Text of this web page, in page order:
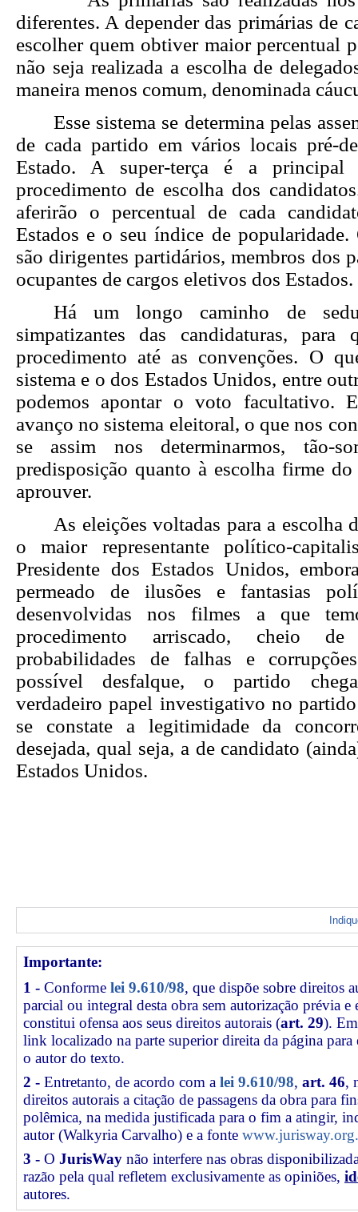
diferentes. A depender das primárias de
escolher quem obtiver maior percentual
não seja realizada a escolha de
maneira menos comum, denominada
Esse sistema se determina pelas
de cada partido em vários locais pré-
Estado. A super-terça é a
procedimento de escolha dos
aferirão o percentual de cada
Estados e o seu índice de popularidade.
são dirigentes partidários, membros dos
ocupantes de cargos eletivos dos Estados.
Há um longo caminho de
simpatizantes das candidaturas,
procedimento até as convenções. O
sistema e o dos Estados Unidos, entre
podemos apontar o voto facultativo.
avanço no sistema eleitoral, o que nos
se assim nos determinarmos, tão-
predisposição quanto à escolha firme
aprouver.
As eleições voltadas para a escolha
o maior representante político-
Presidente dos Estados Unidos,
permeado de ilusões e fantasias
desenvolvidas nos filmes a que
procedimento arriscado, cheio de
probabilidades de falhas e
possível desfalque, o partido
verdadeiro papel investigativo no
se constate a legitimidade da
desejada, qual seja, a de candidato
Estados Unidos.
Importante:
1 - Conforme lei 9.610/98, que dispõe sobre direitos
parcial ou integral desta obra sem autorização prévia e
constitui ofensa aos seus direitos autorais (art. 29).
link localizado na parte superior direita da página
o autor do texto.
2 - Entretanto, de acordo com a lei 9.610/98, art. 46,
direitos autorais a citação de passagens da obra para
polêmica, na medida justificada para o fim a atingir,
autor (Walkyria Carvalho) e a fonte
3 - O JurisWay não interfere nas obras
razão pela qual refletem exclusivamente as opiniões,
autores.